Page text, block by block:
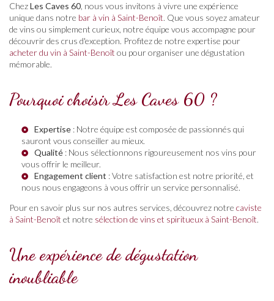
ChezLes Caves 60 , nous vous invitons à vivre une expérience
unique dans notre bar à vin à Saint-Benoît. Que vous soyez amateur
de vins ou simplement curieux, notre équipe vous accompagne pour
découvrir des crus d'exception. Profitez de notre expertise pour
acheter du vin à Saint-Benoît ou pour organiser une dégustation
mémorable.
Pourquoi choisir Les Caves 60 ?
Expertise : Notre équipe est composée de passionnés qui
sauront vous conseiller au mieux.
Qualité : Nous sélectionnons rigoureusement nos vins pour
vous offrir le meilleur.
Engagement client : Votre satisfaction est notre priorité, et
nous nous engageons à vous offrir un service personnalisé.
Pour en savoir plus sur nos autres services, découvrez notre caviste
à Saint-Benoît et notre sélection de vins et spiritueux à Saint-Benoît.
Une expérience de dégustation
inoubliable